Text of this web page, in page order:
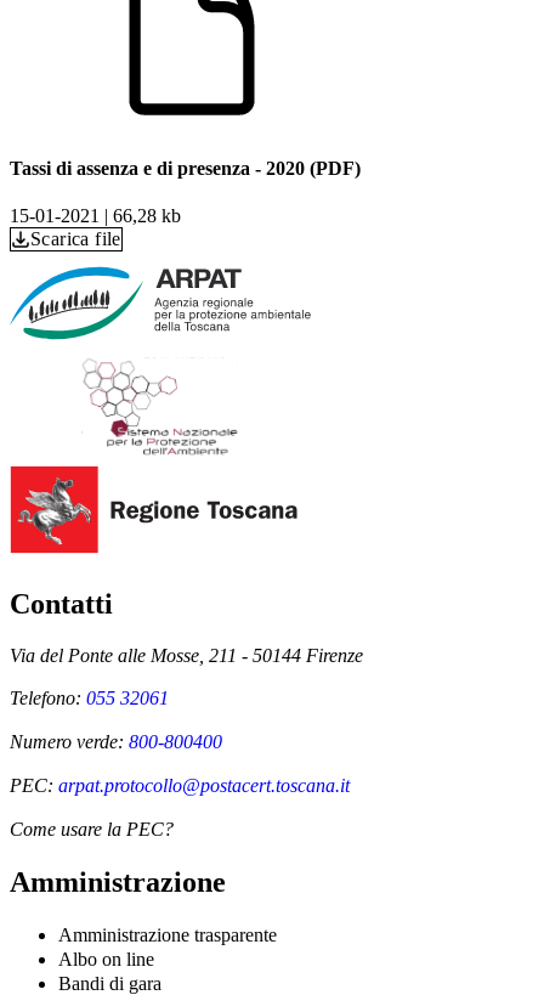
Tassi di assenza e di presenza - 2020 (PDF)
15-01-2021 | 66,28 kb
Scarica file
Contatti
Via del Ponte alle Mosse, 211 - 50144 Firenze
Telefono: 055 32061
Numero verde: 800-800400
PEC: arpat.protocollo@postacert.toscana.it
Come usare la PEC?
Amministrazione
Amministrazione trasparente
Albo on line
Bandi di gara